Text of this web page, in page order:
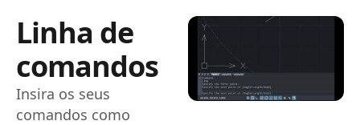
Linha de
comandos
Insira os seus
comandos como